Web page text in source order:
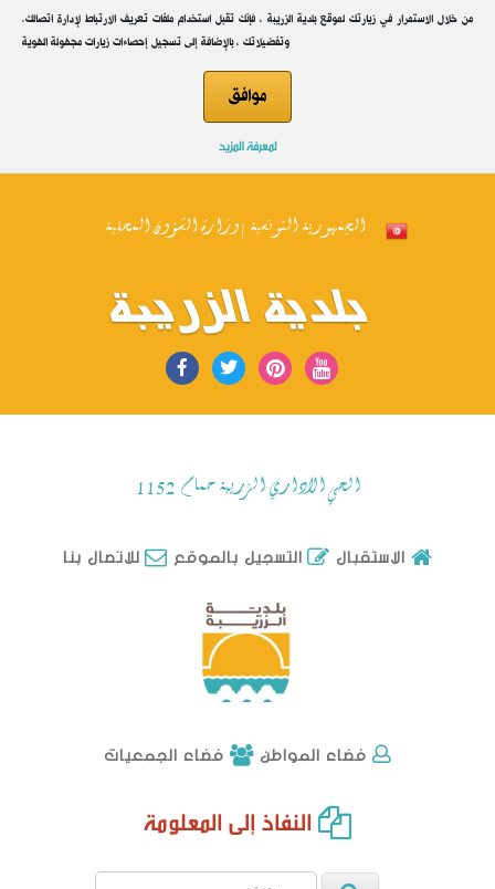
.من خلال الاستمرار في زيارتك لموقع بلدية الزريبة ، فإنك تقبل استخدام ملفات تعريف الارتباط لإدارة اتصالك
وتفضيلاتك ، بالإضافة إلى تسجيل إحصاءات زيارات مجهولة الهوية
موافق
لمعرفة المزيد
الجمهورية التونسية | وزارة الشؤون المحلية
بلدية الزريبة
الحي الاداري الزريبة حمام 1152
الاستقبال التسجيل بالموقع
فضاء المواطن
محضر جلسة عمل إدرية 5 لسنة 2024
وضع بتاريخ: 24/04
محضر جلسة عمل إدرية 3 لسنة 2024